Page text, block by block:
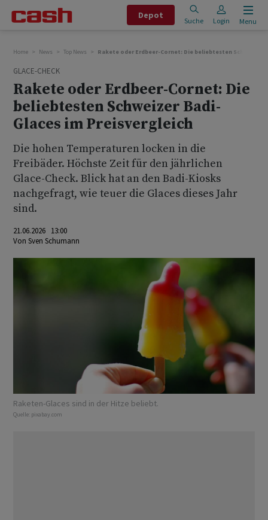
Depot
Suche Login Menu
Home News Top News Rakete oder Erdbeer-Cornet: Die beliebtesten Schweizer
GLACE-CHECK
Rakete oder Erdbeer-Cornet: Die
beliebtesten Schweizer Badi-
Glaces im Preisvergleich
Die hohen Temperaturen locken in die
Freibäder. Höchste Zeit für den jährlichen
Glace-Check. Blick hat an den Badi-Kiosks
nachgefragt, wie teuer die Glaces dieses Jahr
sind.
21.06.2026 13:00
Von Sven Schumann
Raketen-Glaces sind in der Hitze beliebt.
Quelle: pixabay.com